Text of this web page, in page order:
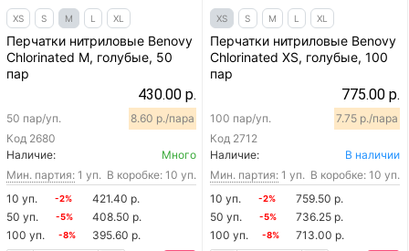
XS S M L XL
Перчатки нитриловые Benovy
Chlorinated M, голубые, 50
пар
430.00 р.
Код 2680
50 пар/уп. 8.60 р./пара
Наличие:
Много
Мин. партия: 1 уп. В коробке: 10 уп.
10 уп.
-2%
421.40 р.
50 уп.
-5%
408.50 р.
100 уп.
-8% 395.60 р.
XS S M L XL
Перчатки нитриловые Benovy
Chlorinated XS, голубые, 100
пар
775.00 р.
Код 2712
100 пар/уп. 7.75 р./пара
Наличие:
В наличии
Мин. партия: 1 уп. В коробке: 10 уп.
10 уп.
-2%
759.50 р.
50 уп.
-5%
736.25 р.
100 уп.
-8% 713.00 р.